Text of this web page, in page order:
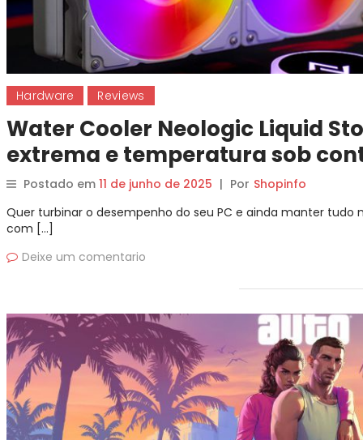
Hardware Reviews
Water Cooler Neologic Liquid
extrema e temperatura sob
Postado em 11 de junho de 2025 | Por Shopinfo
Quer turbinar o desempenho do seu PC e ainda manter tudo
com […]
Deixe um comentario